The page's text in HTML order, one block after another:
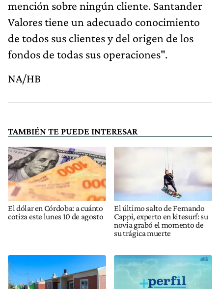
mención sobre ningún cliente. Santander
Valores tiene un adecuado conocimiento
de todos sus clientes y del origen de los
fondos de todas sus operaciones".
NA/HB
TAMBIÉN TE PUEDE INTERESAR
El dólar en Córdoba: a cuánto
cotiza este lunes 10 de agosto
El último salto de Fernando
Cappi, experto en kitesurf: su
novia grabó el momento de
su trágica muerte